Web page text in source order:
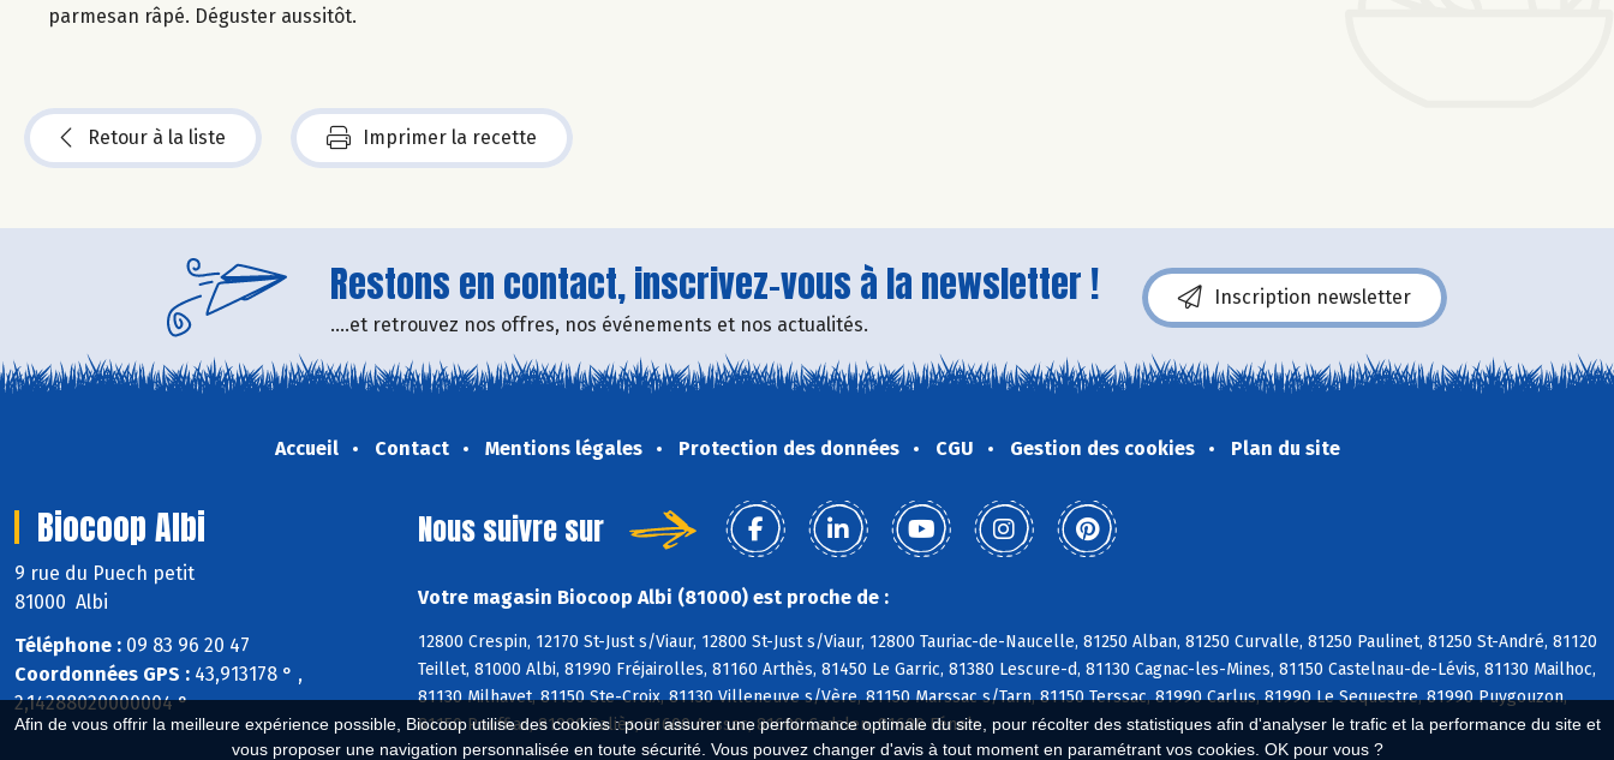
Afin de vous offrir la meilleure expérience possible, Biocoop utilise des cookies : pour assurer une performance optimale du site, pour récolter des statistiques afin d'analyser le trafic et la performance du site et
vous proposer une navigation personnalisée en toute sécurité. Vous pouvez changer d'avis à tout moment en paramétrant vos cookies. OK pour vous ?
parmesan râpé. Déguster aussitôt.
Retour à la liste Imprimer la recette
Restons en contact, inscrivez-vous à la newsletter !
....et retrouvez nos offres, nos événements et nos actualités.
Inscription newsletter
Accueil Contact Mentions légales Protection des données CGU Gestion des cookies Plan du site
Biocoop Albi
9 rue du Puech petit
81000 Albi
Téléphone : 09 83 96 20 47
Coordonnées GPS : 43,913178 ° ,
2,14288020000004 °
Nous suivre sur
Votre magasin Biocoop Albi (81000) est proche de :
12800 Crespin, 12170 St-Just s/Viaur, 12800 St-Just s/Viaur, 12800 Tauriac-de-Naucelle, 81250 Alban, 81250 Curvalle, 81250 Paulinet, 81250 St-André, 81120
Teillet, 81000 Albi, 81990 Fréjairolles, 81160 Arthès, 81450 Le Garric, 81380 Lescure-d, 81130 Cagnac-les-Mines, 81150 Castelnau-de-Lévis, 81130 Mailhoc,
81130 Milhavet, 81150 Ste-Croix, 81130 Villeneuve s/Vère, 81150 Marssac s/Tarn, 81150 Terssac, 81990 Carlus, 81990 Le Sequestre, 81990 Puygouzon,
81150 Rouffiac, 81990 Saliès, 81600 Aussac, 81600 Cadalen, 81600 Fénols